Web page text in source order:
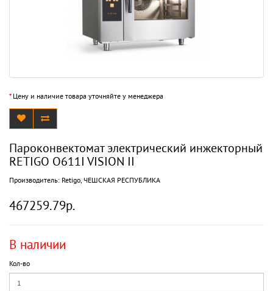
*Цену и наличие товара уточняйте у менеджера
Пароконвектомат электрический инжекторный
RETIGO O611I VISION II
Производитель: Retigo, ЧЕШСКАЯ РЕСПУБЛИКА
467259.79р.
В наличии
Кол-во